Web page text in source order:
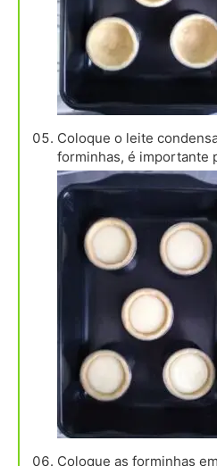
Coloque o leite
forminhas, é importante
Coloque as forminhas